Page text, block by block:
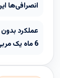
انصرافی‌ها
عملکرد
6 ماه یک مربی به اسم «کمک به پایه‌ها» تغییر می‌کند؟